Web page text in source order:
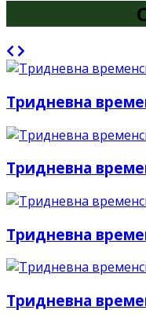
Тридневна
Тридневна
Тридневна
Тридневна